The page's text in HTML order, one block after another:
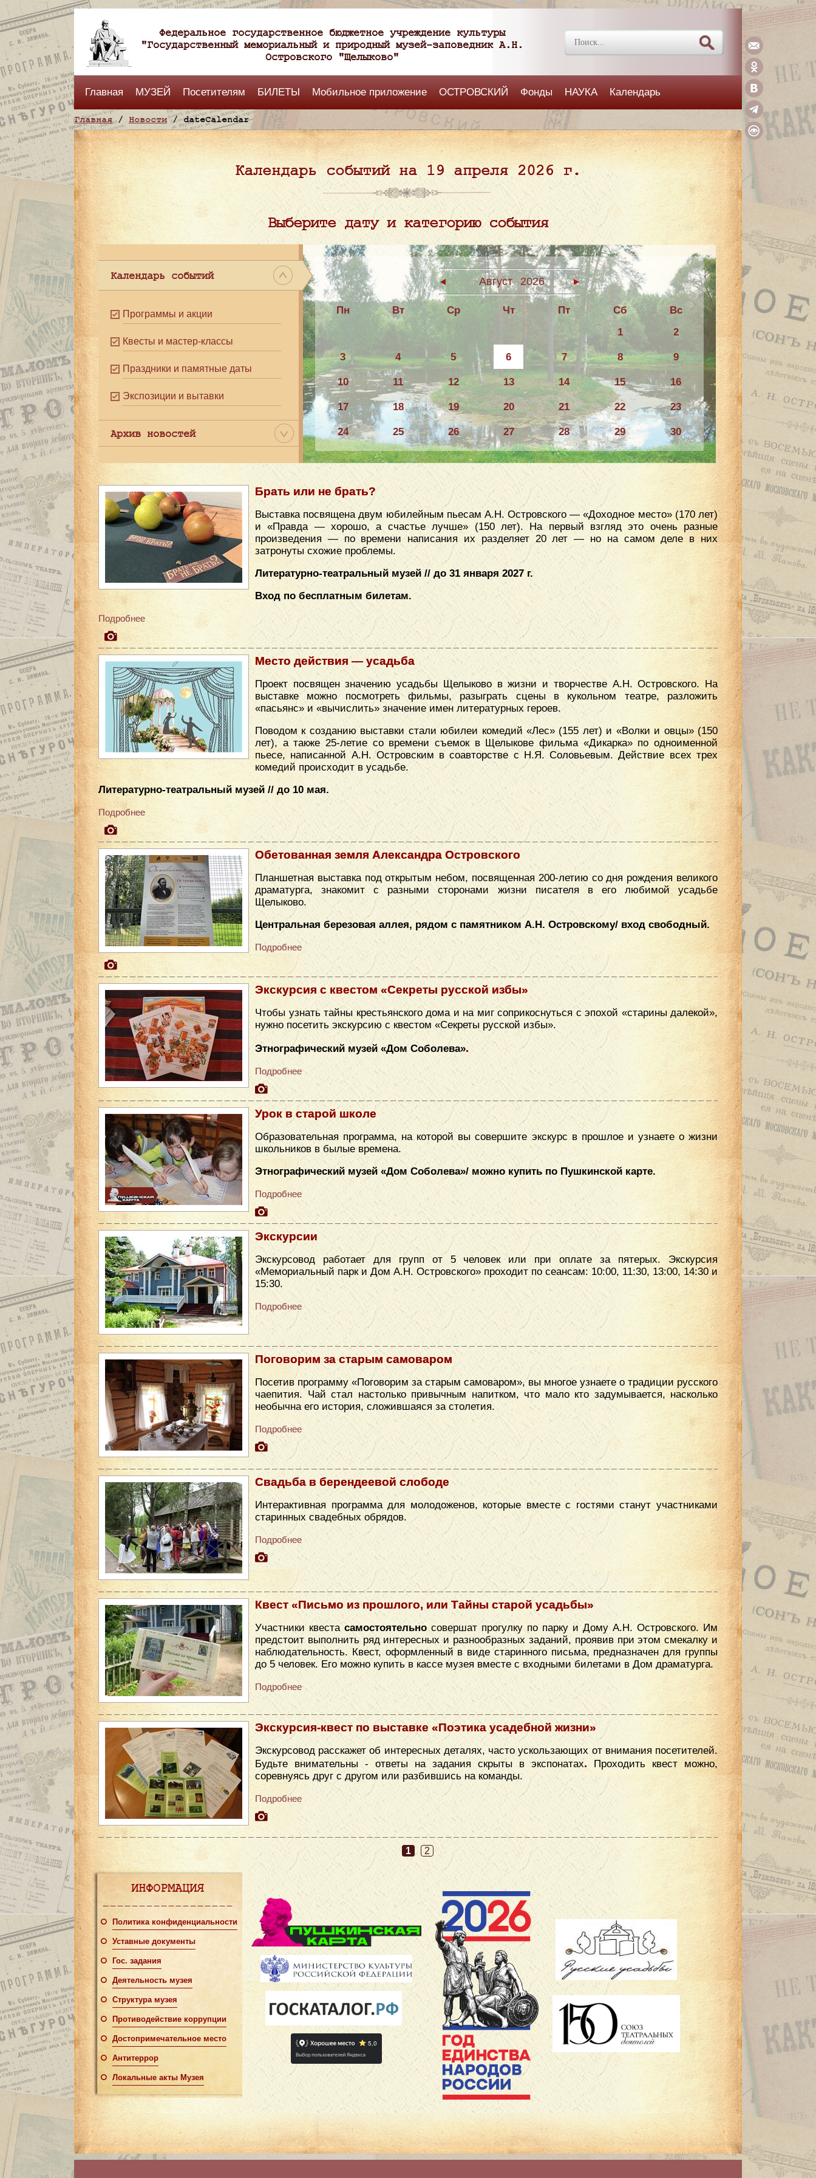
Федеральное государственное бюджетное учреждение культуры
"Государственный мемориальный и природный музей-заповедник А.Н.
Островского "Щелыково"
Главная МУЗЕЙ Посетителям БИЛЕТЫ Мобильное приложение ОСТРОВСКИЙ Фонды НАУКА Календарь
Главная/ Новости/ dateCalendar
Календарь событий на 19 апреля 2026 г.
Выберите дату и категорию события
Календарь событий
Программы и акции
Квесты и мастер-классы
Праздники и памятные даты
Экспозиции и вытавки
Архив новостей
Август 2026
Пн Вт Ср Чт Пт Сб
Вс
1
2
3 4 5 6 7 8 9
10 11 12 13 14 15 16
17 18 19 20 21 22 23
24 25 26 27 28 29 30
31
Брать или не брать?
Выставка посвящена двум юбилейным пьесам А.Н. Островского — «Доходное место» (170 лет)
и «Правда — хорошо, а счастье лучше» (150 лет). На первый взгляд это очень разные
произведения — по времени написания их разделяет 20 лет — но на самом деле в них
затронуты схожие проблемы.
Литературно-театральный музей // до 31 января 2027 г.
Вход по бесплатным билетам.
Подробнее
Место действия — усадьба
Проект посвящен значению усадьбы Щелыково в жизни и творчестве А.Н. Островского. На
выставке можно посмотреть фильмы, разыграть сцены в кукольном театре, разложить
«пасьянс» и «вычислить» значение имен литературных героев.
Поводом к созданию выставки стали юбилеи комедий «Лес» (155 лет) и «Волки и овцы» (150
лет), а также 25-летие со времени съемок в Щелыкове фильма «Дикарка» по одноименной
пьесе, написанной А.Н. Островским в соавторстве с Н.Я. Соловьевым. Действие всех трех
комедий происходит в усадьбе.
Литературно-театральный музей // до 10 мая.
Подробнее
Обетованная земля Александра Островского
Планшетная выставка под открытым небом, посвященная 200-летию со дня рождения великого
драматурга, знакомит с разными сторонами жизни писателя в его любимой усадьбе
Щелыково.
Центральная березовая аллея, рядом с памятником А.Н. Островскому/ вход свободный.
Подробнее
Экскурсия с квестом «Секреты русской избы»
Чтобы узнать тайны крестьянского дома и на миг соприкоснуться с эпохой «старины далекой»,
нужно посетить экскурсию с квестом «Секреты русской избы».
Этнографический музей «​Дом Соболева».
Подробнее
Урок в старой школе
Образовательная программа, на которой вы совершите экскурс в прошлое и узнаете о жизни
школьников в былые времена.
Этнографический музей «Дом Соболева»/ можно купить по Пушкинской карте.
Подробнее
Экскурсии
Экскурсовод работает для групп от 5 человек или при оплате за пятерых. Экскурсия
«Мемориальный парк и Дом А.Н. Островского» проходит по сеансам: 10:00, 11:30, 13:00, 14:30 и
15:30.
Подробнее
Поговорим за старым самоваром
Посетив программу «Поговорим за старым самоваром», вы многое узнаете о традиции русского
чаепития. Чай стал настолько привычным напитком, что мало кто задумывается, насколько
необычна его история, сложившаяся за столетия.
Подробнее
Свадьба в берендеевой слободе
Интерактивная программа для молодоженов, которые вместе с гостями станут участниками
старинных свадебных обрядов.
Подробнее
Квест «Письмо из прошлого, или Тайны старой усадьбы»
Участники квеста самостоятельно совершат прогулку по парку и Дому А.Н. Островского. Им
предстоит выполнить ряд интересных и разнообразных заданий, проявив при этом смекалку и
наблюдательность. Квест, оформленный в виде старинного письма, предназначен для группы
до 5 человек. Его можно купить в кассе музея вместе с входными билетами в Дом драматурга.
Подробнее
Экскурсия-квест по выставке «Поэтика усадебной жизни»
Экскурсовод расскажет об интересных деталях, часто ускользающих от внимания посетителей.
Будьте внимательны - ответы на задания скрыты в экспонатах. Проходить квест можно,
соревнуясь друг с другом или разбившись на команды.
Подробнее
1 2
ИНФОРМАЦИЯ
Политика конфиденциальности
Уставные документы
Гос. задания
Деятельность музея
Структура музея
Противодействие коррупции
Достопримечательное место
Антитеррор
Локальные акты Музея